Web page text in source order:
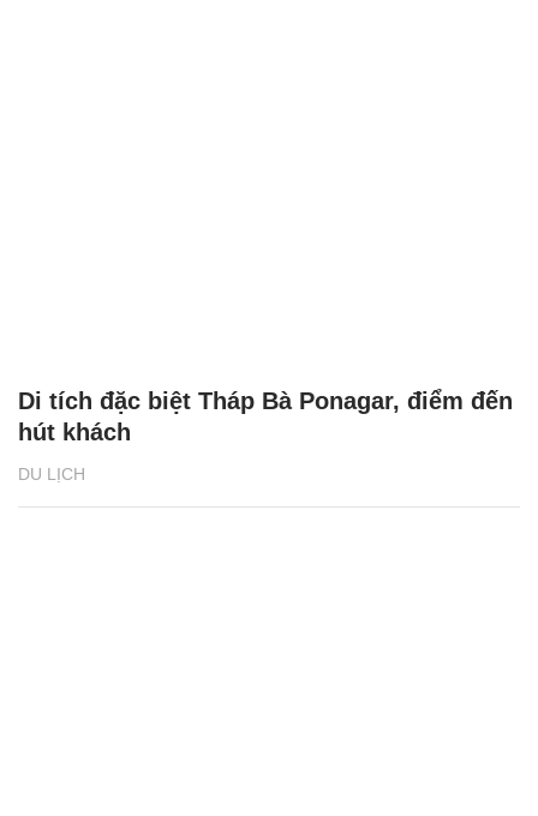
DU LỊCH
Di tích đặc biệt Tháp Bà Ponagar, điểm đến
hút khách